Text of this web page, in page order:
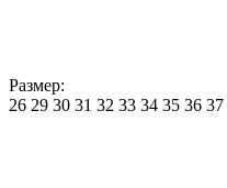
Размер:
26 29 30 31 32 33 34 35 36 37